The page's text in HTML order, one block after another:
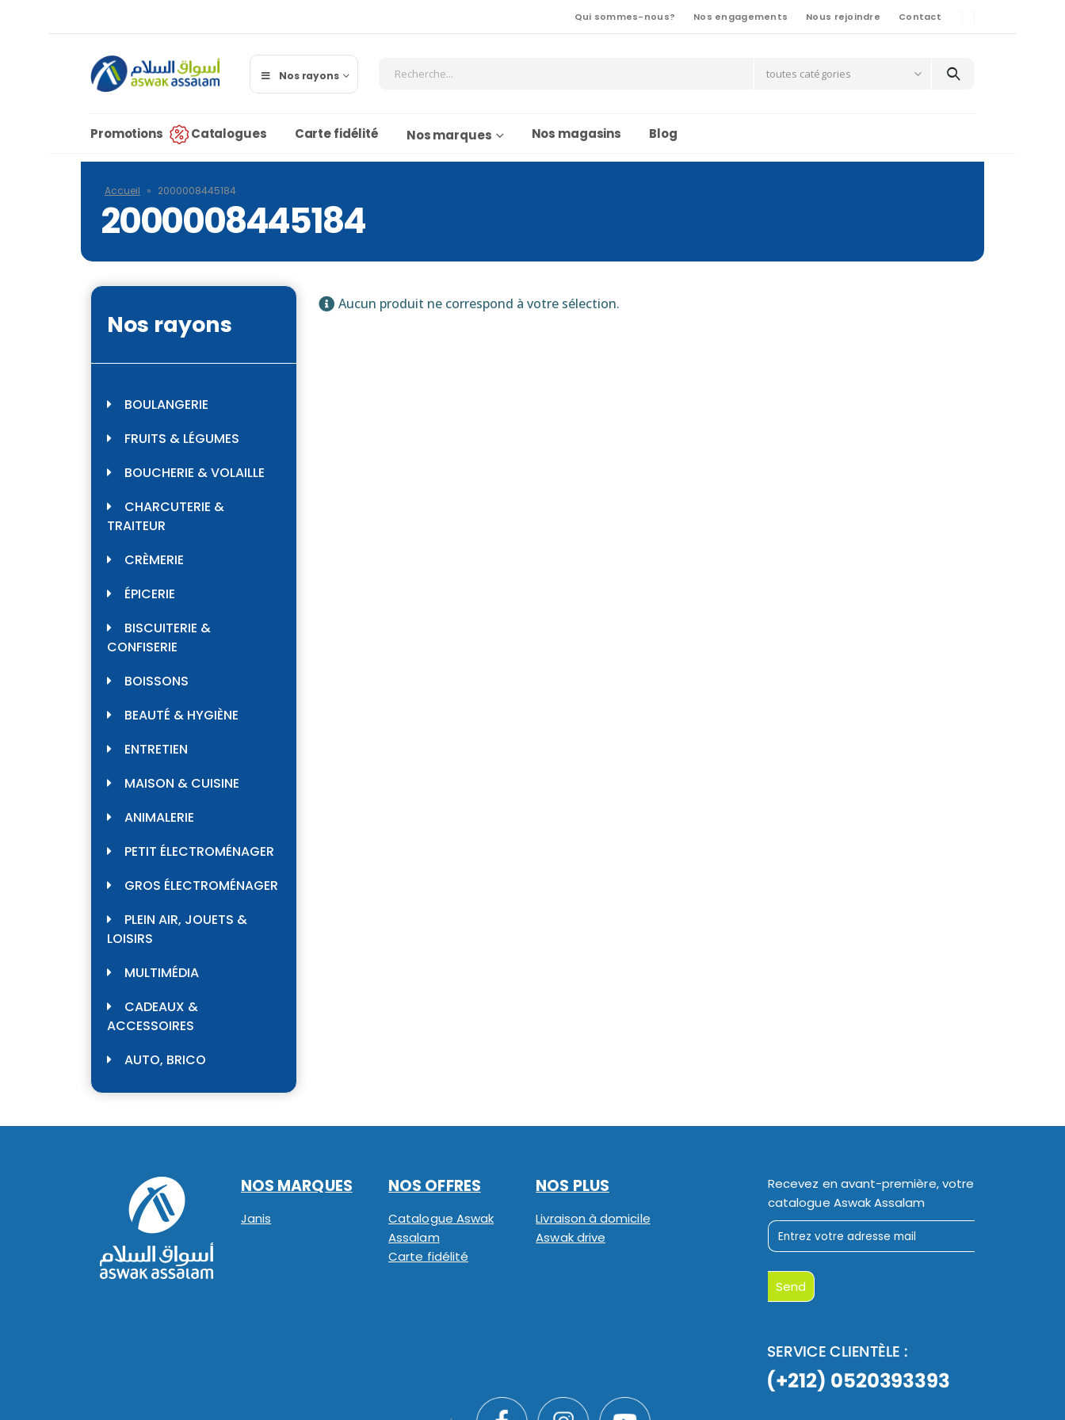
Qui sommes-nous? Nos engagements Nous rejoindre Contact
Nos rayons toutes catégories
Promotions Catalogues Carte fidélité Nos marques Nos magasins Blog
Accueil » 2000008445184
2000008445184
Aucun produit ne correspond à votre sélection.
Nos rayons
BOULANGERIE
FRUITS & LÉGUMES
BOUCHERIE & VOLAILLE
CHARCUTERIE &
TRAITEUR
CRÈMERIE
ÉPICERIE
BISCUITERIE &
CONFISERIE
BOISSONS
BEAUTÉ & HYGIÈNE
ENTRETIEN
MAISON & CUISINE
ANIMALERIE
PETIT ÉLECTROMÉNAGER
GROS ÉLECTROMÉNAGER
PLEIN AIR, JOUETS &
LOISIRS
MULTIMÉDIA
CADEAUX &
ACCESSOIRES
AUTO, BRICO
NOS MARQUES
Janis
NOS OFFRES
Catalogue Aswak
Assalam
Carte fidélité
NOS PLUS
Livraison à domicile
Aswak drive
Recevez en avant-première, votre
catalogue Aswak Assalam